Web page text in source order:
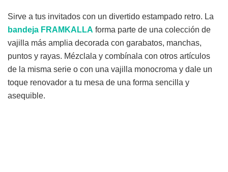
Sirve a tus invitados con un divertido estampado retro. La
bandeja FRAMKALLA forma parte de una colección de
vajilla más amplia decorada con garabatos, manchas,
puntos y rayas. Mézclala y combínala con otros artículos
de la misma serie o con una vajilla monocroma y dale un
toque renovador a tu mesa de una forma sencilla y
asequible.